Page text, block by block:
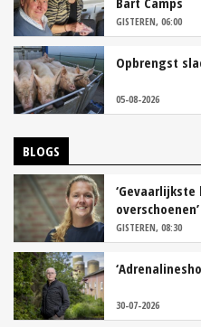
GISTEREN, 06:00
Opbrengst
05-08-2026
BLOGS
overschoenen’
GISTEREN, 08:30
30-07-2026